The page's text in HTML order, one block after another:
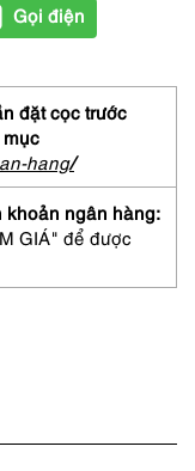
Gọi điện
đặt cọc trước
hang/
khoản ngân hàng:
GIÁ" để được